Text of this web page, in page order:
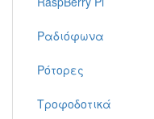
Ραδιόφωνα
Ρότορες
Τροφοδοτικά